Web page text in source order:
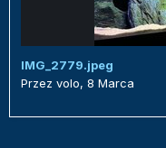
IMG_2779.jpeg
Przez volo, 8 Marca